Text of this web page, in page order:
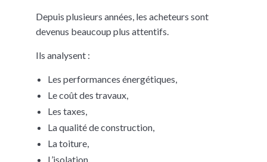
Depuis plusieurs années, les acheteurs sont
devenus beaucoup plus attentifs.
Ils analysent :
Les performances énergétiques,
Le coût des travaux,
Les taxes,
La qualité de construction,
La toiture,
L’isolation,